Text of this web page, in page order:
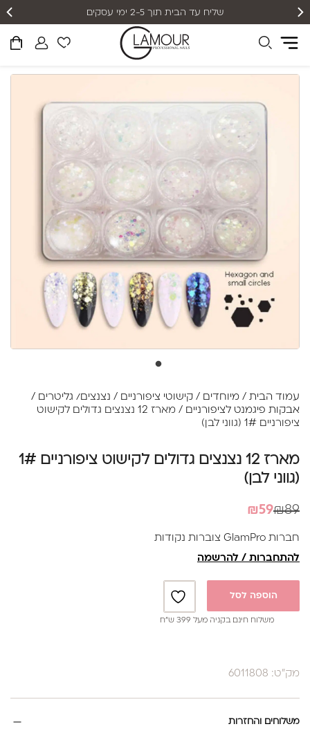
שליח עד הבית תוך 2-5 ימי עסקים
עמוד הבית / מיוחדים / קישוטי ציפורניים / נצנצים/ גליטרים /
אבקות פיגמנט לציפורניים
/ מארז 12 נצנצים גדולים לקישוט
ציפורניים 1# (גווני לבן)
מארז 12 נצנצים גדולים לקישוט ציפורניים 1#
(גווני לבן)
₪89
המחיר
היה:
₪89.
₪59
המחיר
הוא:
₪59.
חברות GlamPro צוברות נקודות
להתחברות / להרשמה
הוספה לסל
משלוח חינם בקניה מעל 399 ש”ח
מק"ט: 6011808
משלוחים והחזרות